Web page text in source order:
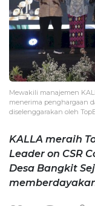
Mewakili manajemen
menerima penghargaan
diselenggarakan oleh
KALLA meraih
Leader on CSR
Desa Bangkit